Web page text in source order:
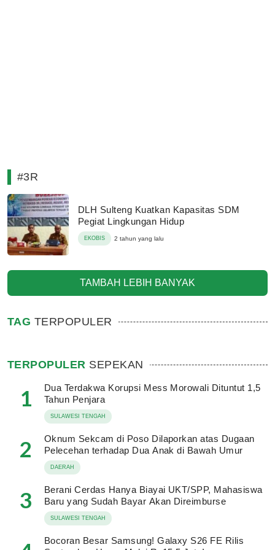
#3R
DLH Sulteng Kuatkan Kapasitas SDM
Pegiat Lingkungan Hidup
EKOBIS 2 tahun yang lalu
TAMBAH LEBIH BANYAK
TAG TERPOPULER
TERPOPULER SEPEKAN
1
Dua Terdakwa Korupsi Mess Morowali Dituntut 1,5
Tahun Penjara
SULAWESI TENGAH
2
Oknum Sekcam di Poso Dilaporkan atas Dugaan
Pelecehan terhadap Dua Anak di Bawah Umur
DAERAH
3
Berani Cerdas Hanya Biayai UKT/SPP, Mahasiswa
Baru yang Sudah Bayar Akan Direimburse
SULAWESI TENGAH
Bocoran Besar Samsung! Galaxy S26 FE Rilis